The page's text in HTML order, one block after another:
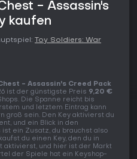
- Assassin's
kaufen
Toy Soldiers: War
- Assassin's Creed Pack
ist der günstigste Preis 9,20 €
Die Spanne reicht bis
und letztem Eintrag kann
groß sein. Den Key aktivierst du
und ein Blick in den
ein Zusatz, du brauchst also
du einen Key, den du in
aktivierst, und hier ist der Markt
der Spiele hat ein Keyshop-